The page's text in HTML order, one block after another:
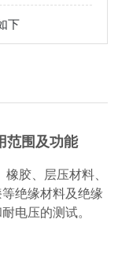
下
范围及功能
胶、层压材料、
绝缘材料及绝缘
电压的测试。